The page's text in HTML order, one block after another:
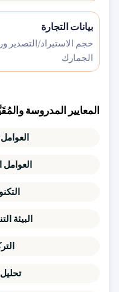
بيانات التجارة
حجم الاستيراد/التصدير
الجمارك
المعايير المدروسة
العوامل
العوامل
البيئة